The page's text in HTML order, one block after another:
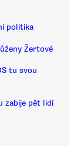
politika
Žertové
tu svou
zabije pět lidí